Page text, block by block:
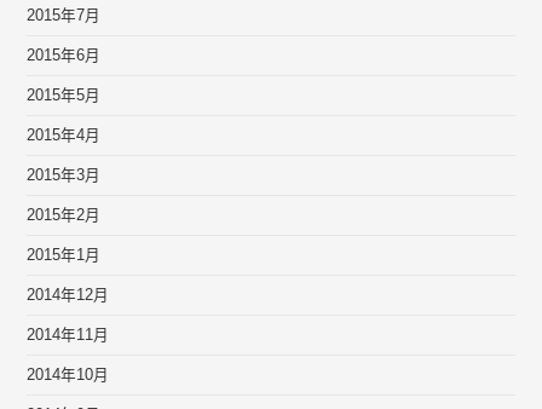
2015年7月
2015年6月
2015年5月
2015年4月
2015年3月
2015年2月
2015年1月
2014年12月
2014年11月
2014年10月